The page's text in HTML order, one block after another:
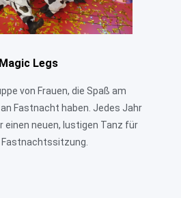
Magic Legs
von Frauen, die Spaß am
Fastnacht haben. Jedes Jahr
einen neuen, lustigen Tanz für
Fastnachtssitzung.